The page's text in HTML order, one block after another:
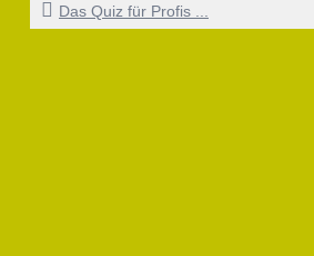
Das Quiz für Profis ...